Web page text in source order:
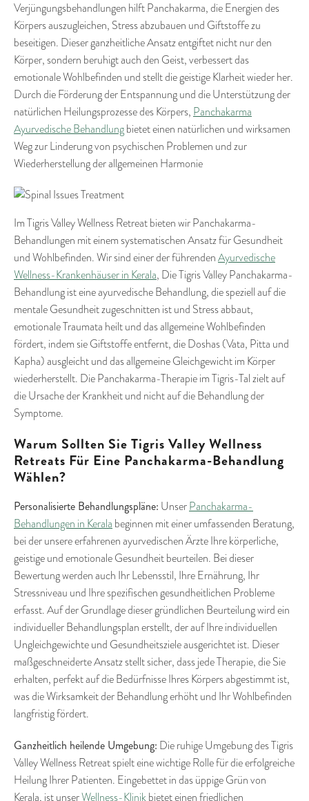
Verjüngungsbehandlungen hilft Panchakarma, die Energien des
Körpers auszugleichen, Stress abzubauen und Giftstoffe zu
beseitigen. Dieser ganzheitliche Ansatz entgiftet nicht nur den
Körper, sondern beruhigt auch den Geist, verbessert das
emotionale Wohlbefinden und stellt die geistige Klarheit wieder her.
Durch die Förderung der Entspannung und die Unterstützung der
natürlichen Heilungsprozesse des Körpers, Panchakarma
Ayurvedische Behandlungbietet einen natürlichen und wirksamen
Weg zur Linderung von psychischen Problemen und zur
Wiederherstellung der allgemeinen Harmonie
Im Tigris Valley Wellness Retreat bieten wir Panchakarma-
Behandlungen mit einem systematischen Ansatz für Gesundheit
und Wohlbefinden. Wir sind einer der führendenAyurvedische
Wellness-Krankenhäuser in Kerala, Die Tigris Valley Panchakarma-
Behandlung ist eine ayurvedische Behandlung, die speziell auf die
mentale Gesundheit zugeschnitten ist und Stress abbaut,
emotionale Traumata heilt und das allgemeine Wohlbefinden
fördert, indem sie Giftstoffe entfernt, die Doshas (Vata, Pitta und
Kapha) ausgleicht und das allgemeine Gleichgewicht im Körper
wiederherstellt. Die Panchakarma-Therapie im Tigris-Tal zielt auf
die Ursache der Krankheit und nicht auf die Behandlung der
Symptome.
Warum Sollten Sie Tigris Valley Wellness
Retreats Für Eine Panchakarma-Behandlung
Wählen?
Personalisierte Behandlungspläne: UnserPanchakarma-
Behandlungen in Kerala beginnen mit einer umfassenden Beratung,
bei der unsere erfahrenen ayurvedischen Ärzte Ihre körperliche,
geistige und emotionale Gesundheit beurteilen. Bei dieser
Bewertung werden auch Ihr Lebensstil, Ihre Ernährung, Ihr
Stressniveau und Ihre spezifischen gesundheitlichen Probleme
erfasst. Auf der Grundlage dieser gründlichen Beurteilung wird ein
individueller Behandlungsplan erstellt, der auf Ihre individuellen
Ungleichgewichte und Gesundheitsziele ausgerichtet ist. Dieser
maßgeschneiderte Ansatz stellt sicher, dass jede Therapie, die Sie
erhalten, perfekt auf die Bedürfnisse Ihres Körpers abgestimmt ist,
was die Wirksamkeit der Behandlung erhöht und Ihr Wohlbefinden
langfristig fördert.
Ganzheitlich heilende Umgebung: Die ruhige Umgebung des Tigris
Valley Wellness Retreat spielt eine wichtige Rolle für die erfolgreiche
Heilung Ihrer Patienten. Eingebettet in das üppige Grün von
Kerala, ist unserWellness-Klinikbietet einen friedlichen